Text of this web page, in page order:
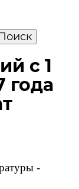
с 1
года
-